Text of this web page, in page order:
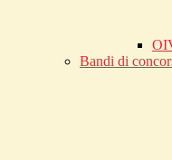
Bandi di